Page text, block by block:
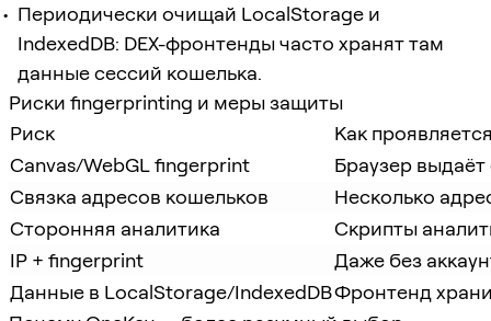
Периодически очищай LocalStorage и
IndexedDB: DEX-фронтенды часто хранят там
данные сессий кошелька.
Риски fingerprinting и меры защиты
Риск
Как
Canvas/WebGL fingerprint
Браузер
Связка адресов кошельков
Несколько
Сторонняя аналитика
Скрипты
IP + fingerprint
Даже без
Данные в LocalStorage/IndexedDBФронтенд